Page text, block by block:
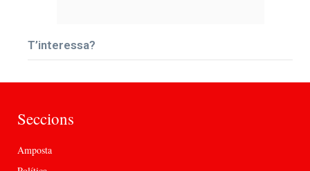
T’interessa?
Seccions
Amposta